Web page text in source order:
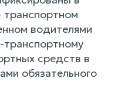
водителями
средств в
обязательного